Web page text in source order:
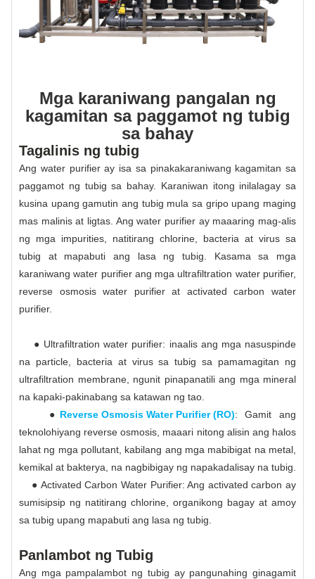
Mga karaniwang pangalan ng
kagamitan sa paggamot ng tubig
sa bahay
Tagalinis ng tubig
Ang water purifier ay isa sa pinakakaraniwang kagamitan sa
paggamot ng tubig sa bahay. Karaniwan itong inilalagay sa
kusina upang gamutin ang tubig mula sa gripo upang maging
mas malinis at ligtas. Ang water purifier ay maaaring mag-alis
ng mga impurities, natitirang chlorine, bacteria at virus sa
tubig at mapabuti ang lasa ng tubig. Kasama sa mga
karaniwang water purifier ang mga ultrafiltration water purifier,
reverse osmosis water purifier at activated carbon water
purifier.
● Ultrafiltration water purifier: inaalis ang mga nasuspinde
na particle, bacteria at virus sa tubig sa pamamagitan ng
ultrafiltration membrane, ngunit pinapanatili ang mga mineral
na kapaki-pakinabang sa katawan ng tao.
● Reverse Osmosis Water Purifier (RO): Gamit ang
teknolohiyang reverse osmosis, maaari nitong alisin ang halos
lahat ng mga pollutant, kabilang ang mga mabibigat na metal,
kemikal at bakterya, na nagbibigay ng napakadalisay na tubig.
● Activated Carbon Water Purifier: Ang activated carbon ay
sumisipsip ng natitirang chlorine, organikong bagay at amoy
sa tubig upang mapabuti ang lasa ng tubig.
Panlambot ng Tubig
Ang mga pampalambot ng tubig ay pangunahing ginagamit